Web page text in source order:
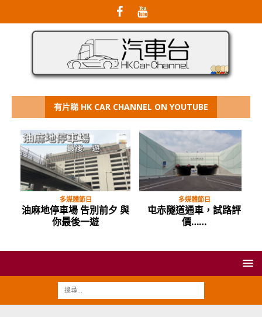
有片睇 HK CAR CHANNEL ON YOUTUBE
多媒體節目
油麻地停車場 告別前夕 與
你最後一遊
多媒體節目
屯赤隧道通車，試路評
價……